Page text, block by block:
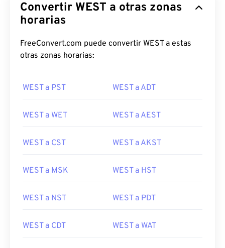
Convertir WEST a otras zonas
horarias
FreeConvert.com puede convertir WEST a estas
otras zonas horarias:
WEST a PST WEST a ADT
WEST a WET WEST a AEST
WEST a CST WEST a AKST
WEST a MSK WEST a HST
WEST a NST WEST a PDT
WEST a CDT WEST a WAT